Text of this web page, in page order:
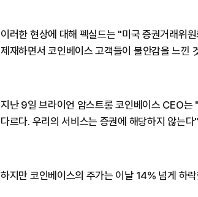
이러한 현상에 대해 펙실드는 "미국 증권거래위
제재하면서 코인베이스 고객들이 불안감을 느낀
지난 9일 브라이언 암스트롱 코인베이스 CEO는
다르다. 우리의 서비스는 증권에 해당하지 않는
하지만 코인베이스의 주가는 이날 14% 넘게 하